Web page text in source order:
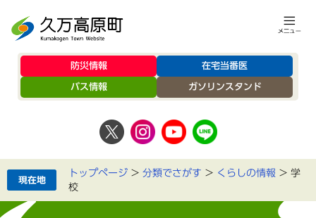
防災情報 在宅当番医
バス情報 ガソリンスタンド
トップページ > 分類でさがす > くらしの情報 > 学
校